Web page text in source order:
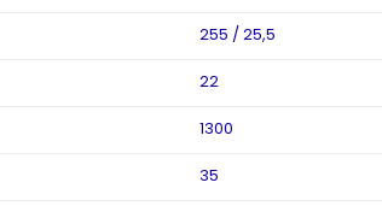
255 / 25,5
22
1300
35